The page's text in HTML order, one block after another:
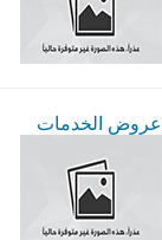
عروض الخدمات